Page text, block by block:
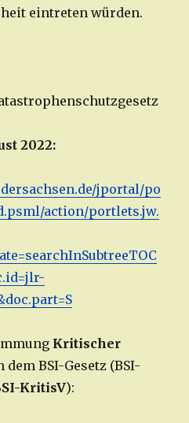
eintreten würden.
2022:
jportal/po
action/portlets.jw.
Kritischer
dem BSI-Gesetz (BSI-
KritisV):